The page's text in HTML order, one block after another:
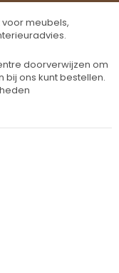
voor meubels,
doorverwijzen om
ons kunt bestellen.